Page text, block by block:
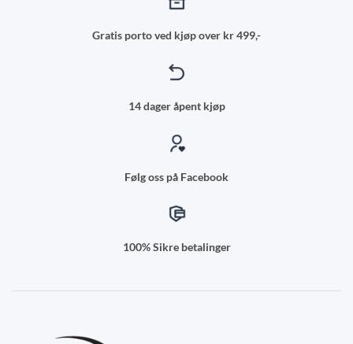
Gratis porto ved kjøp over kr 499,-
14 dager åpent kjøp
Følg oss på Facebook
100% Sikre betalinger